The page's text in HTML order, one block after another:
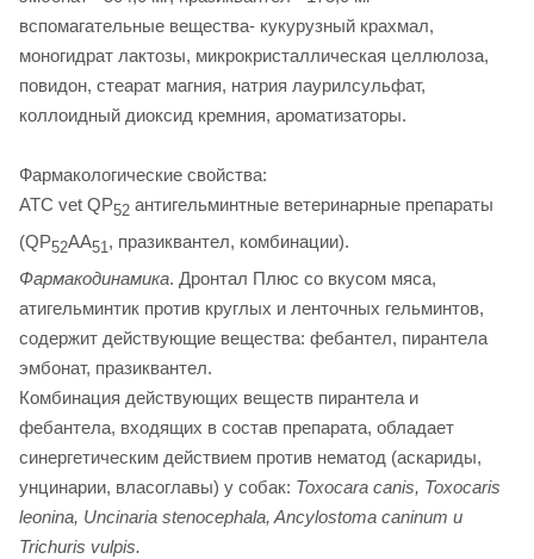
вспомагательные вещества- кукурузный крахмал,
моногидрат лактозы, микрокристаллическая целлюлоза,
повидон, стеарат магния, натрия лаурилсульфат,
коллоидный диоксид кремния, ароматизаторы.
Фармакологические свойства:
ATC vet QP52 антигельминтные ветеринарные препараты
(QP52AA51, празиквантел, комбинации).
Фармакодинамика. Дронтал Плюс со вкусом мяса,
атигельминтик против круглых и ленточных гельминтов,
содержит действующие вещества: фебантел, пирантела
эмбонат, празиквантел.
Комбинация действующих веществ пирантела и
фебантела, входящих в состав препарата, обладает
синергетическим действием против нематод (аскариды,
унцинарии, власоглавы) у собак: Toxocara canis, Toxocaris
leonina, Uncinaria stenocephala, Ancylostoma caninum и
Trichuris vulpis.